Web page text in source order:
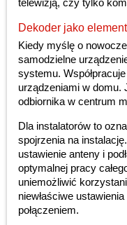
telewizją, czy tylko
Dekoder jako
Kiedy myślę o
samodzielne
systemu.
urządzeniami w domu.
odbiornika w centrum
Dla instalatorów to
spojrzenia na
ustawienie anteny i
optymalnej pracy
uniemożliwić
niewłaściwe
połączeniem.